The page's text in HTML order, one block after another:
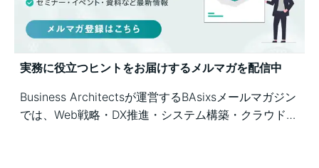
実務に役立つヒントをお届けするメルマガを配信中
Business Architectsが運営するBAsixsメールマガジン
では、Web戦略・DX推進・システム構築・クラウド活